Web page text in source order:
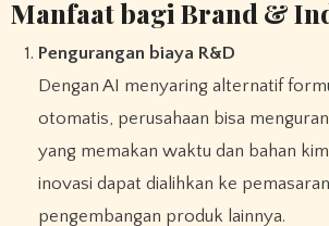
Manfaat bagi Brand &
Pengurangan biaya R&D
Dengan AI menyaring alternatif
otomatis, perusahaan bisa
yang memakan waktu dan bahan
inovasi dapat dialihkan ke
pengembangan produk lainnya.